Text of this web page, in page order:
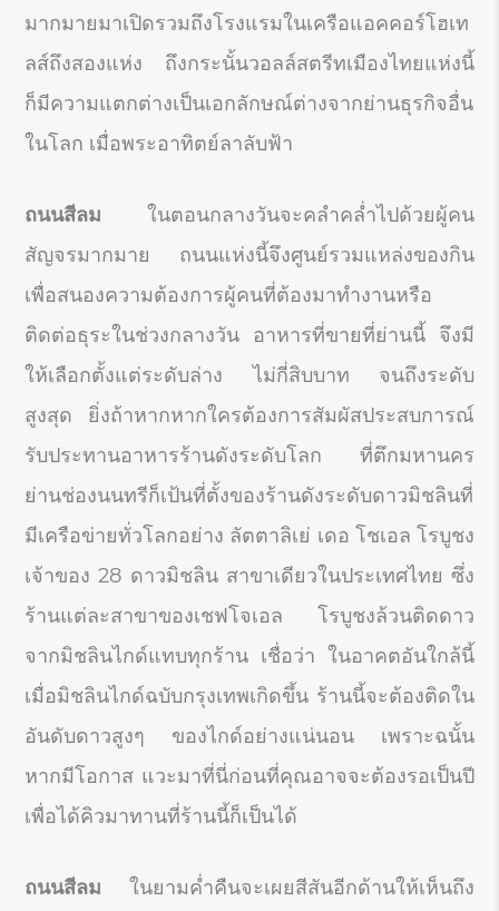
มากมายมาเปิดรวมถึงโรงแรมในเครือแอคคอร์โฮเท
ลส์ถึงสองแห่ง ถึงกระนั้นวอลล์สตรีทเมืองไทยแห่งนี้
ก็มีความแตกต่างเป็นเอกลักษณ์ต่างจากย่านธุรกิจอื่น
ในโลก เมื่อพระอาทิตย์ลาลับฟ้า
ถนนสีลม ในตอนกลางวันจะคลำคล่ำไปด้วยผู้คน
สัญจรมากมาย ถนนแห่งนี้จึงศูนย์รวมแหล่งของกิน
เพื่อสนองความต้องการผู้คนที่ต้องมาทำงานหรือ
ติดต่อธุระในช่วงกลางวัน อาหารที่ขายที่ย่านนี้ จึงมี
ให้เลือกตั้งแต่ระดับล่าง ไม่กี่สิบบาท จนถึงระดับ
สูงสุด ยิ่งถ้าหากหากใครต้องการสัมผัสประสบการณ์
รับประทานอาหารร้านดังระดับโลก ที่ตึกมหานคร
ย่านช่องนนทรีก็เป้นที่ตั้งของร้านดังระดับดาวมิชลินที่
มีเครือข่ายทั่วโลกอย่าง ลัตตาลิเย่ เดอ โชเอล โรบูชง
เจ้าของ 28 ดาวมิชลิน สาขาเดียวในประเทศไทย ซึ่ง
ร้านแต่ละสาขาของเชฟโจเอล โรบูชงล้วนติดดาว
จากมิชลินไกด์แทบทุกร้าน เชื่อว่า ในอาคตอันใกล้นี้
เมื่อมิชลินไกด์ฉบับกรุงเทพเกิดขึ้น ร้านนี้จะต้องติดใน
อันดับดาวสูงๆ ของไกด์อย่างแน่นอน เพราะฉนั้น
หากมีโอกาส แวะมาที่นี่ก่อนที่คุณอาจจะต้องรอเป็นปี
เพื่อได้คิวมาทานที่ร้านนี้ก็เป็นได้
ถนนสีลม ในยามค่ำคืนจะเผยสีสันอีกด้านให้เห็นถึง